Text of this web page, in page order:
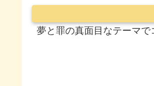
夢と罪の真面目なテーマ